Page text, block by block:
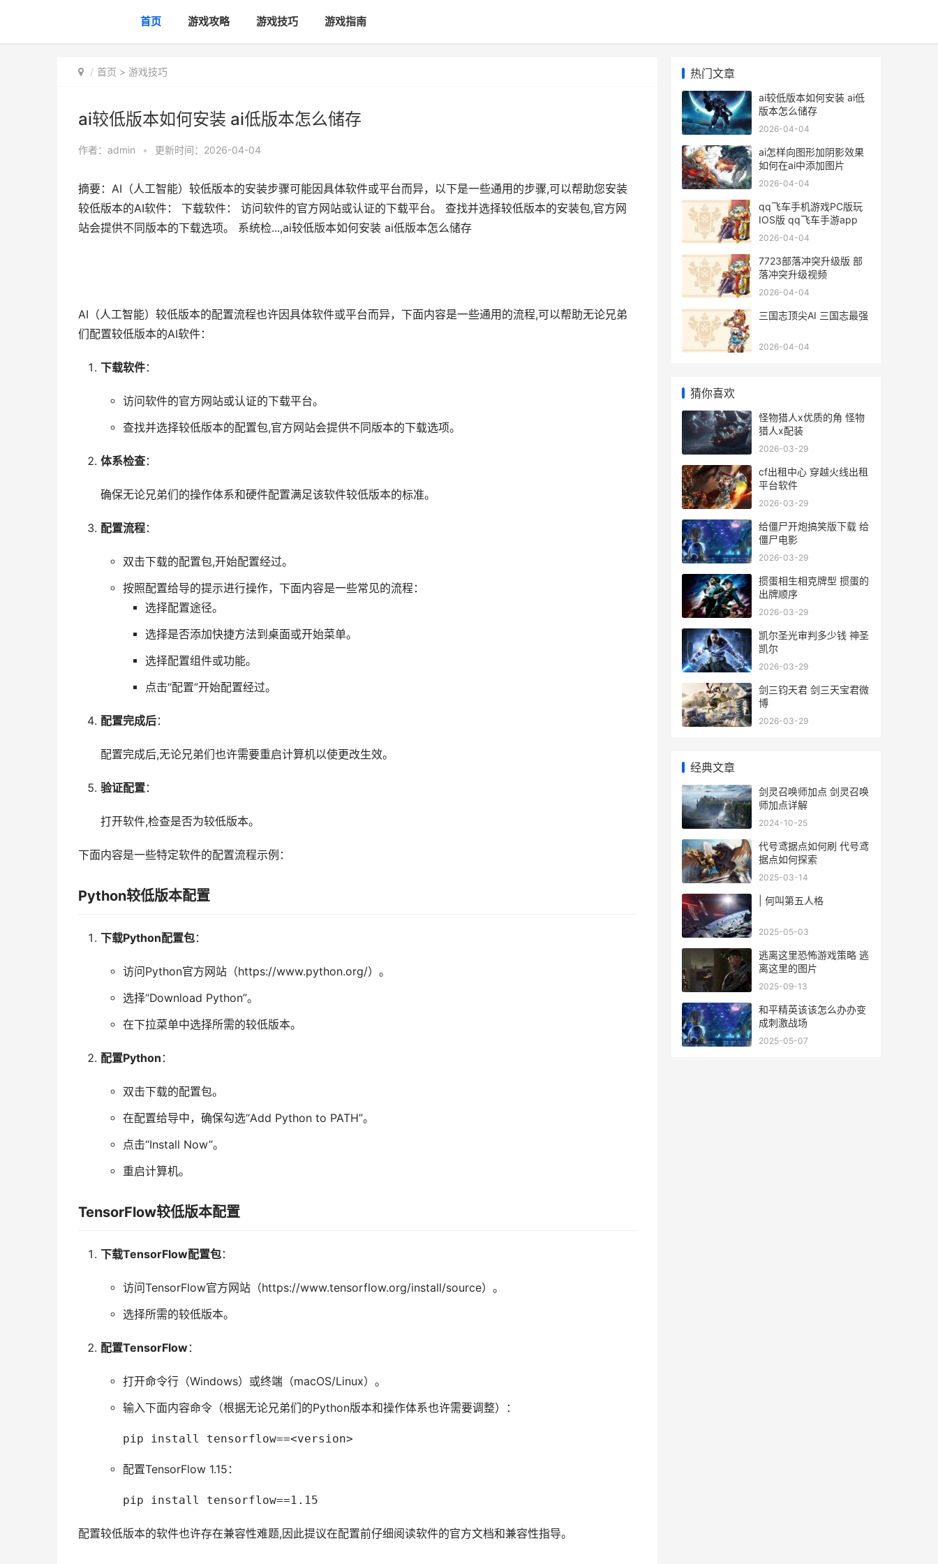
首页 游戏攻略 游戏技巧 游戏指南
首页 > 游戏技巧
ai较低版本如何安装 ai低版本怎么储存
作者： admin • 更新时间：2026-04-04
摘要：AI（人工智能）较低版本的安装步骤可能因具体软件或平台而异，以下是一些通用的步骤,可以帮助您安装
较低版本的AI软件： 下载软件： 访问软件的官方网站或认证的下载平台。 查找并选择较低版本的安装包,官方网
站会提供不同版本的下载选项。 系统检...,ai较低版本如何安装 ai低版本怎么储存
AI（人工智能）较低版本的配置流程也许因具体软件或平台而异，下面内容是一些通用的流程,可以帮助无论兄弟
们配置较低版本的AI软件：
下载软件：
访问软件的官方网站或认证的下载平台。
查找并选择较低版本的配置包,官方网站会提供不同版本的下载选项。
体系检查：
确保无论兄弟们的操作体系和硬件配置满足该软件较低版本的标准。
配置流程：
双击下载的配置包,开始配置经过。
按照配置给导的提示进行操作，下面内容是一些常见的流程：
选择配置途径。
选择是否添加快捷方法到桌面或开始菜单。
选择配置组件或功能。
点击“配置”开始配置经过。
配置完成后：
配置完成后,无论兄弟们也许需要重启计算机以使更改生效。
验证配置：
打开软件,检查是否为较低版本。
下面内容是一些特定软件的配置流程示例：
Python较低版本配置
下载Python配置包：
访问Python官方网站（https://www.python.org/）。
选择“Download Python”。
在下拉菜单中选择所需的较低版本。
配置Python ：
双击下载的配置包。
在配置给导中，确保勾选“Add Python to PATH”。
点击“Install Now”。
重启计算机。
TensorFlow较低版本配置
下载TensorFlow配置包：
访问TensorFlow官方网站（https://www.tensorflow.org/install/source）。
选择所需的较低版本。
配置TensorFlow：
打开命令行（Windows）或终端（macOS/Linux）。
输入下面内容命令（根据无论兄弟们的Python版本和操作体系也许需要调整）：
pip install tensorflow==<version>
配置TensorFlow 1.15：
pip install tensorflow==1.15
配置较低版本的软件也许存在兼容性难题,因此提议在配置前仔细阅读软件的官方文档和兼容性指导。
热门文章
ai较低版本如何安装 ai低
版本怎么储存
2026-04-04
ai怎样向图形加阴影效果
如何在ai中添加图片
2026-04-04
qq飞车手机游戏PC版玩
IOS版 qq飞车手游app
2026-04-04
7723部落冲突升级版 部
落冲突升级视频
2026-04-04
三国志顶尖AI 三国志最强
2026-04-04
猜你喜欢
怪物猎人x优质的角 怪物
猎人x配装
2026-03-29
cf出租中心 穿越火线出租
平台软件
2026-03-29
给僵尸开炮搞笑版下载 给
僵尸电影
2026-03-29
掼蛋相生相克牌型 掼蛋的
出牌顺序
2026-03-29
凯尔圣光审判多少钱 神圣
凯尔
2026-03-29
剑三钧天君 剑三天宝君微
博
2026-03-29
经典文章
剑灵召唤师加点 剑灵召唤
师加点详解
2024-10-25
代号鸢据点如何刷 代号鸢
据点如何探索
2025-03-14
| 何叫第五人格
2025-05-03
逃离这里恐怖游戏策略 逃
离这里的图片
2025-09-13
和平精英该该怎么办办变
成刺激战场
2025-05-07